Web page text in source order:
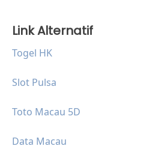
Link Alternatif
Togel HK
Slot Pulsa
Toto Macau 5D
Data Macau